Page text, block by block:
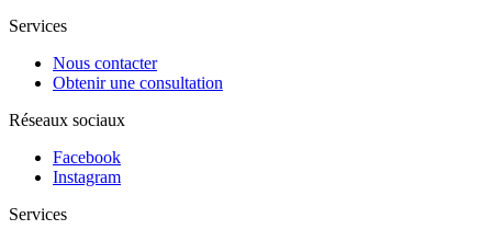
Services
Nous contacter
Obtenir une consultation
Réseaux sociaux
Facebook
Instagram
Services